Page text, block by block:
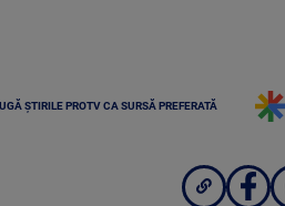
ȘTIRILE PROTV CA SURSĂ PREFERATĂ